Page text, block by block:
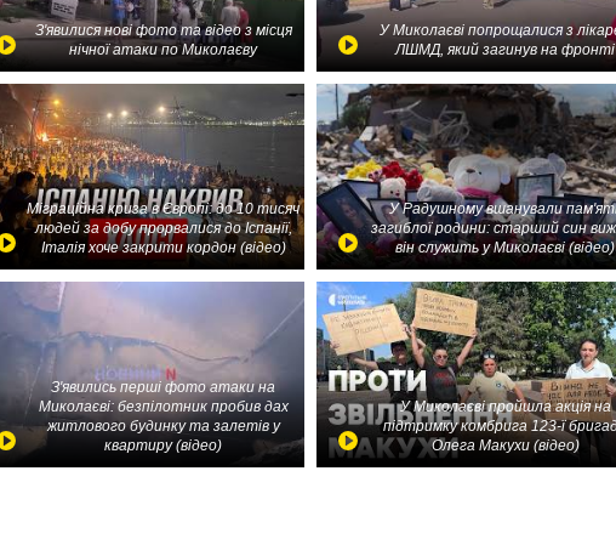
З'явилися нові фото та відео з місця
нічної атаки по Миколаєву
У Миколаєві попрощалися з
ЛШМД, який загинув на фронті
Міграційна криза в Європі: до 10 тисяч
людей за добу прорвалися до Іспанії,
Італія хоче закрити кордон (відео)
У Радушному вшанували
загиблої родини: старший син
він служить у Миколаєві (відео)
З'явились перші фото атаки на
Миколаєві: безпілотник пробив дах
житлового будинку та залетів у
квартиру (відео)
У Миколаєві пройшла акція на
підтримку комбрига 123-ї
Олега Макухи (відео)